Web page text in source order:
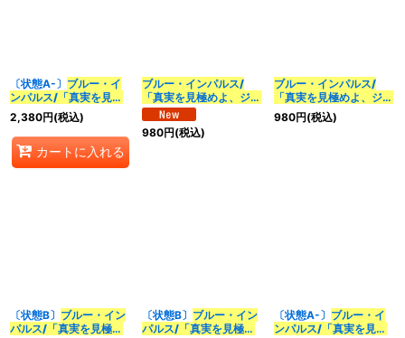
〔状態A-〕 ブルー・イ
ンパルス/「真実を見極
めよ、ジョニー！」
【SR】
{25EX3STR3/STR5}
《水》
2,380円(税込)
カートに入れる
ブルー・インパルス/
「真実を見極めよ、ジョ
ニー！」【SR】
{25EX14/89}《水》
980円(税込)
ブルー・インパルス/
「真実を見極めよ、ジョ
ニー！」【SR】
{23BD73/60}《水》
980円(税込)
〔状態B〕 ブルー・イン
パルス/「真実を見極め
〔状態B〕 ブルー・イン
パルス/「真実を見極め
〔状態A-〕 ブルー・イ
ンパルス/「真実を見極